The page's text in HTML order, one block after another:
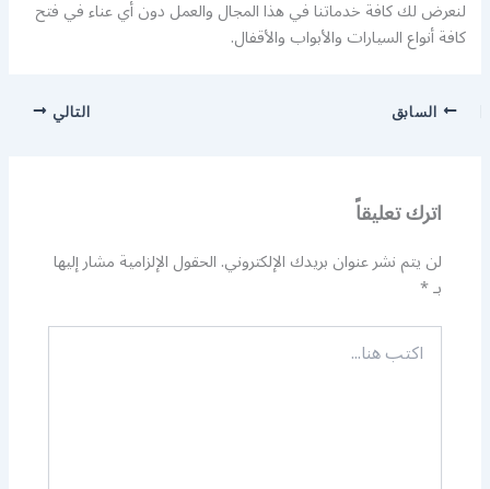
لنعرض لك كافة خدماتنا في هذا المجال والعمل دون أي عناء في فتح
كافة أنواع السيارات والأبواب والأقفال.
السابق التالي
اترك تعليقاً
لن يتم نشر عنوان بريدك الإلكتروني.الحقول الإلزامية مشار إليها
بـ*
اكتب
هنا...